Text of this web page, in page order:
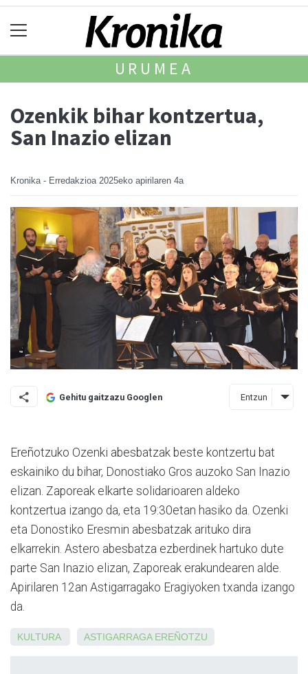
URUMEA
Ozenkik bihar kontzertua,
San Inazio elizan
Kronika - Erredakzioa 2025eko apirilaren 4a
Gehitu gaitzazu Googlen Entzun
Ereñotzuko Ozenki abesbatzak beste kontzertu bat
eskainiko du bihar, Donostiako Gros auzoko San Inazio
elizan. Zaporeak elkarte solidarioaren aldeko
kontzertua izango da, eta 19:30etan hasiko da. Ozenki
eta Donostiko Eresmin abesbatzak arituko dira
elkarrekin. Astero abesbatza ezberdinek hartuko dute
parte San Inazio elizan, Zaporeak erakundearen alde.
Apirilaren 12an Astigarragako Eragiyoken txanda izango
da.
KULTURA ASTIGARRAGA EREÑOTZU